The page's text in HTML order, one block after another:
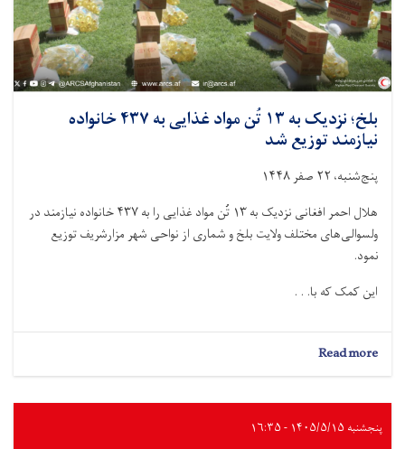
بلخ؛ نزدیک به ۱۳ تُن مواد غذایی به ۴۳۷ خانواده
نیازمند توزیع شد
پنج‌شنبه، ۲۲ صفر ۱۴۴۸
هلال احمر افغانی نزدیک به ۱۳ تُن مواد غذایی را به ۴۳۷ خانواده نیازمند در
ولسوالی‌های مختلف ولایت بلخ و شماری از نواحی شهر مزارشریف توزیع
نمود.
این کمک‌ که با. . .
Read more
بلخ؛
به
۱۳
پنجشنبه ۱۴۰۵/۵/۱۵ - ۱۶:۳۵